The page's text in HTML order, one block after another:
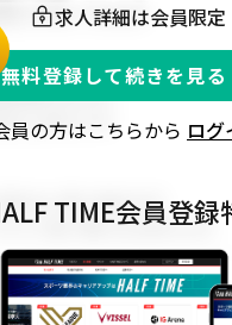
を大切にできる方
経験がある方
をお持ちの方
向きに取り組める方
スに強い関心をお持ちの方
求人詳細は会員限定
無料登録して続きを見る
員の方はこちらから ログ
TIME会員登録